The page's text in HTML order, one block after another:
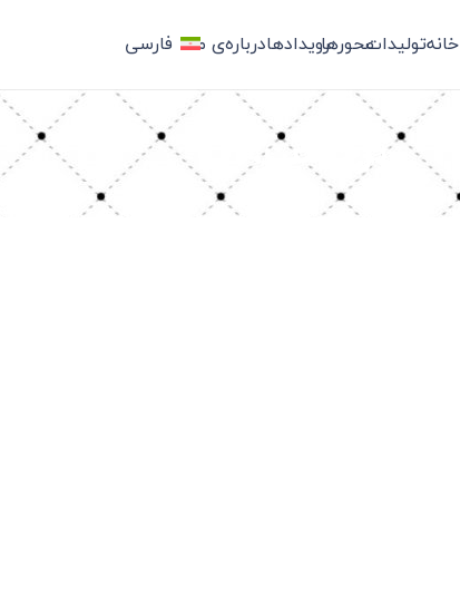
خانهتولیداتمحورهارویدادهادرباره‌ی ما فارسی
برچسب: آب